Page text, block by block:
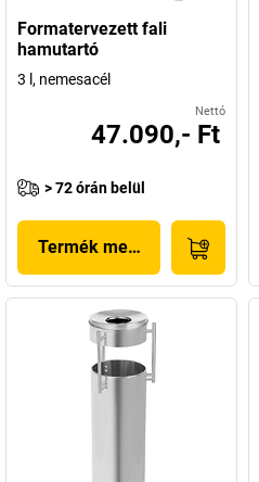
Formatervezett fali
hamutartó
3 l, nemesacél
Nettó
47.090,- Ft
> 72 órán belül
Termék megjelenítése